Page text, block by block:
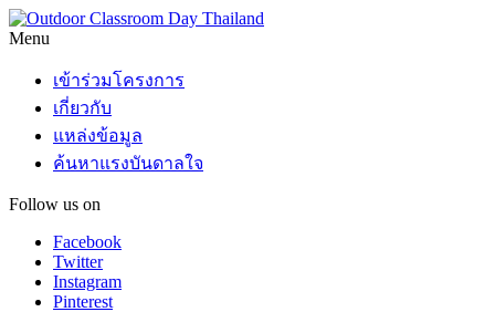
Menu
เข้าร่วมโครงการ
เกี่ยวกับ
แหล่งข้อมูล
ค้นหาแรงบันดาลใจ
Follow us on
Facebook
Twitter
Instagram
Pinterest